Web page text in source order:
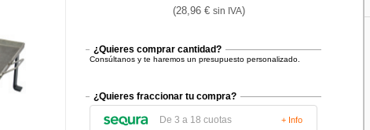
(28,96 €sin IVA)
¿Quieres comprar cantidad?
Consúltanos y te haremos un presupuesto personalizado.
¿Quieres fraccionar tu compra?
De 3 a 18 cuotas + Info